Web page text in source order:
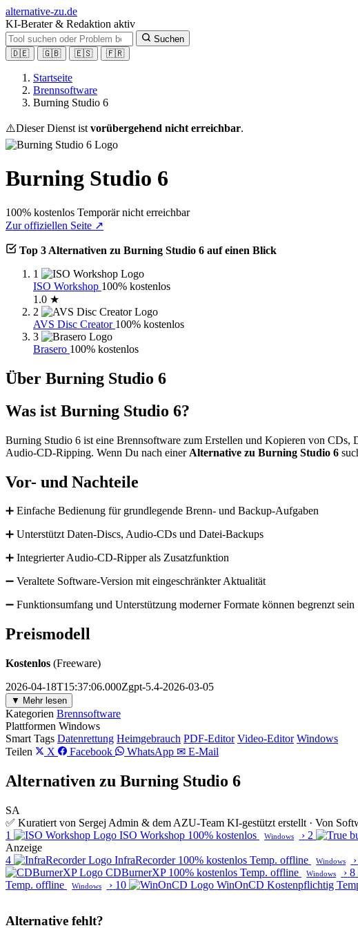
alternative-zu.de
KI-Berater & Redaktion aktiv
Suchen
🇩🇪
🇬🇧 🇪🇸 🇫🇷
Startseite
Brennsoftware
Burning Studio 6
⚠️Dieser Dienst ist vorübergehend nicht erreichbar.
Burning Studio 6
100% kostenlos Temporär nicht erreichbar
Zur offiziellen Seite ↗
Top 3 Alternativen zu Burning Studio 6 auf einen Blick
1
ISO Workshop 100% kostenlos
1.0 ★
2
AVS Disc Creator 100% kostenlos
3
Brasero 100% kostenlos
Über Burning Studio 6
Was ist Burning Studio 6?
Burning Studio 6 ist eine Brennsoftware zum Erstellen und Kopieren von
Audio-CD-Ripping. Wenn Du nach einer Alternative zu Burning Studio 6
Vor- und Nachteile
➕ Einfache Bedienung für grundlegende Brenn- und Backup-Aufgaben
➕ Unterstützt Daten-Discs, Audio-CDs und Datei-Backups
➕ Integrierter Audio-CD-Ripper als Zusatzfunktion
➖ Veraltete Software-Version mit eingeschränkter Aktualität
➖ Funktionsumfang und Unterstützung moderner Formate können begrenzt sein
Preismodell
Kostenlos (Freeware)
2026-04-18T15:37:06.000Zgpt-5.4-2026-03-05
▼ Mehr lesen
Kategorien Brennsoftware
Plattformen Windows
Smart Tags Datenrettung Heimgebrauch PDF-Editor Video-Editor Windows
Teilen
X Facebook WhatsApp ✉ E-Mail
Alternativen zu Burning Studio 6
SA
✅ Kuratiert von Sergej Admin & dem AZU-Team KI-gestützt erstellt · Von
1
ISO Workshop 100% kostenlos Windows › 2
Anzeige
4
InfraRecorder 100% kostenlos Temp. offline Windows ›
CDBurnerXP 100% kostenlos Temp. offline Windows › 8
Temp. offline
Windows › 10 WinOnCD Kostenpflichtig
Alternative fehlt?